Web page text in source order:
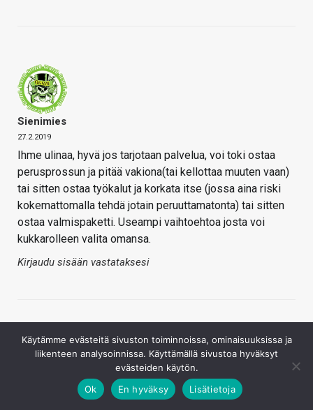
Sienimies
27.2.2019
Ihme ulinaa, hyvä jos tarjotaan palvelua, voi toki ostaa
perusprossun ja pitää vakiona(tai kellottaa muuten vaan)
tai sitten ostaa työkalut ja korkata itse (jossa aina riski
kokemattomalla tehdä jotain peruuttamatonta) tai sitten
ostaa valmispaketti. Useampi vaihtoehtoa josta voi
kukkarolleen valita omansa.
Kirjaudu sisään vastataksesi
Käytämme evästeitä sivuston toiminnoissa, ominaisuuksissa ja
liikenteen analysoinnissa. Käyttämällä sivustoa hyväksyt
evästeiden käytön.
Ok
En hyväksy Lisätietoja